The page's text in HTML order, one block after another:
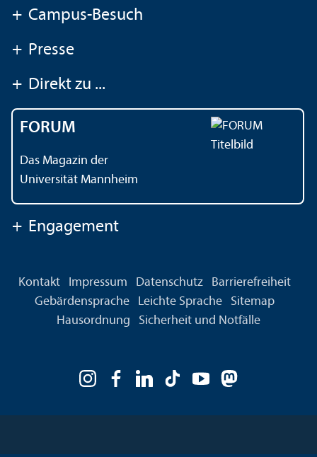
+ Campus-Besuch
+ Presse
+ Direkt zu ...
FORUM
Das Magazin der
Universität Mannheim
+ Engagement
Kontakt Impressum Datenschutz
Barrierefreiheit
Gebärdensprache
Leichte Sprache
Sitemap
Hausordnung
Sicherheit und Notfälle